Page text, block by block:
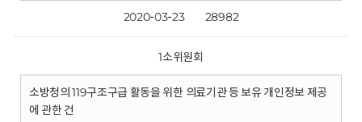
2020-03-23 28982
1소위원회
소방청의 119구조구급 활동을 위한 의료기관 등 보유 개인정보 제공
에 관한 건